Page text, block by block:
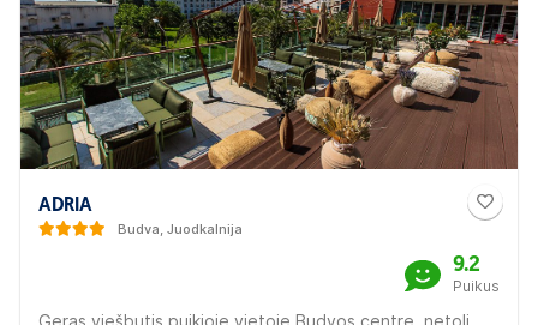
ADRIA
Budva, Juodkalnija
9.2
Puikus